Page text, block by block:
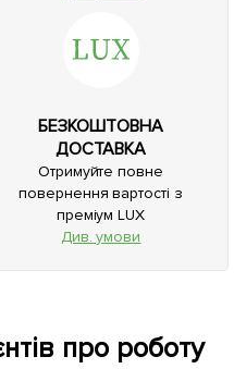
БЕЗКОШТОВНА
ДОСТАВКА
Отримуйте повне
повернення вартості з
преміум LUX
Див. умови
про роботу